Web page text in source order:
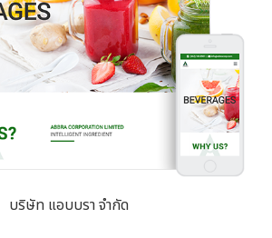
บริษัท แอบบรา จำกัด